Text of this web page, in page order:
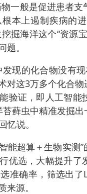
一般是促进患者
本上遏制疾病的
掘海洋这个“资源
。
现的化合物没有
对这3万多个化合
验证，即人工智能
藓虫中精准发掘
忆说。
能超算＋生物实测
优选，大幅提升了
准确率，筛选出了
源。